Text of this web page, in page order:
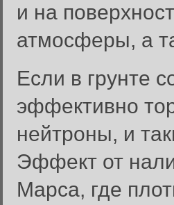
и на
атмосферы, а
Если в грунте
эффективно
нейтроны, и
Эффект от
Марса, где